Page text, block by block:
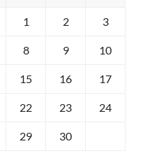
1 2 3
8 9 10
15 16 17
22 23 24
29 30